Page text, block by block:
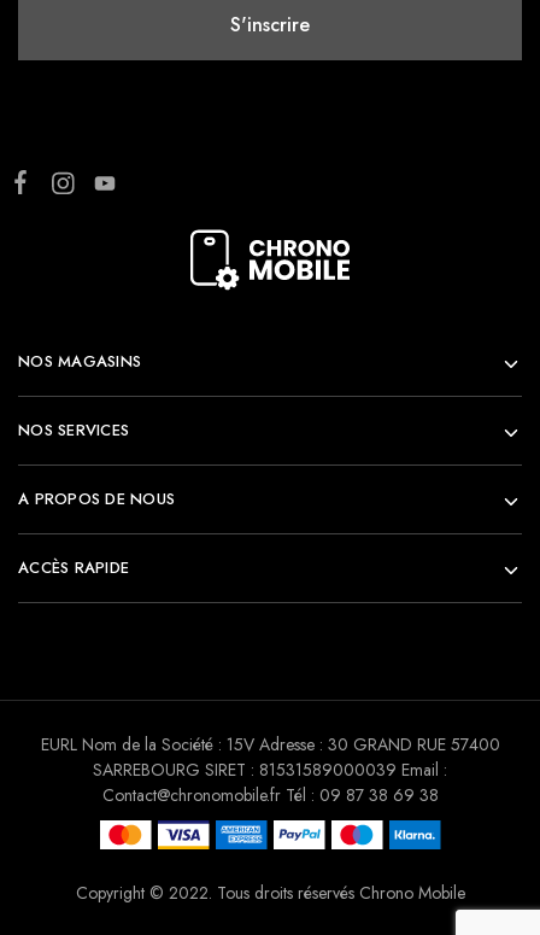
NOS MAGASINS
NOS SERVICES
A PROPOS DE NOUS
ACCÈS RAPIDE
Copyright © 2022. Tous droits réservés Chrono Mobile
EURL Nom de la Société : 15V Adresse : 30 GRAND RUE 57400
SARREBOURG SIRET : 81531589000039 Email :
Contact@chronomobile.fr Tél : 09 87 38 69 38